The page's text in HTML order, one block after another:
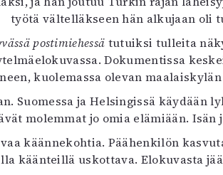
työtä vältelläkseen hän alkujaan oli
postimiehessä tutuiksi tulleita
Dokumentissa
kuolemassa olevan
Suomessa ja Helsingissä
molemmat jo omia elämiään.
käännekohtia. Päähenkilön
käänteillä uskottava. Elokuvasta